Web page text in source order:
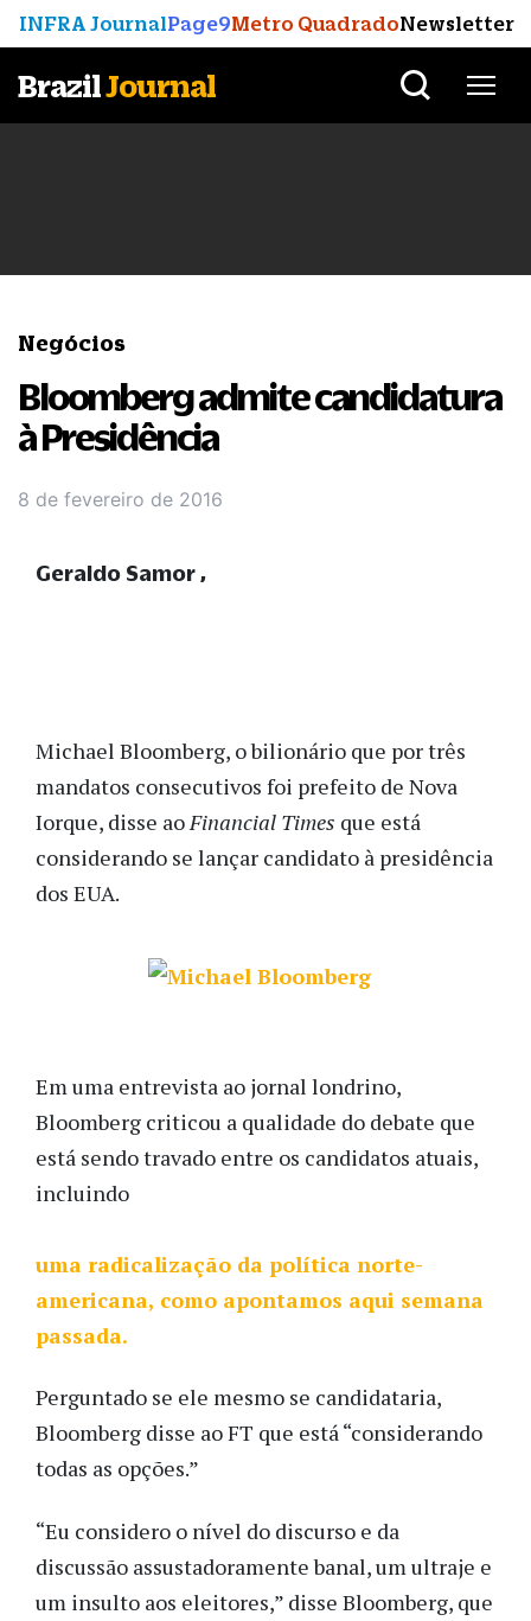
INFRA JournalPage9Metro QuadradoNewsletter
BrazilJournal
Negócios
Bloomberg admite candidatura
à Presidência
8 de fevereiro de 2016
Michael Bloomberg, o bilionário que por três
mandatos consecutivos foi prefeito de Nova
Iorque, disse aoFinancial Times que está
considerando se lançar candidato à presidência
dos EUA.
Em uma entrevista ao jornal londrino,
Bloomberg criticou a qualidade do debate que
está sendo travado entre os candidatos atuais,
incluindo
uma radicalização da política norte-
americana, como apontamos aqui semana
passada.
Perguntado se ele mesmo se candidataria,
Bloomberg disse ao FT que está “considerando
todas as opções.”
“Eu considero o nível do discurso e da
discussão assustadoramente banal, um ultraje e
um insulto aos eleitores,” disse Bloomberg, que
Geraldo Samor